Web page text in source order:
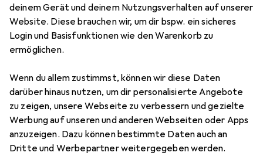
deinem Gerät und deinem Nutzungsverhalten auf unserer
Website. Diese brauchen wir, um dir bspw. ein sicheres
Login und Basisfunktionen wie den Warenkorb zu
ermöglichen.
Wenn du allem zustimmst, können wir diese Daten
darüber hinaus nutzen, um dir personalisierte Angebote
zu zeigen, unsere Webseite zu verbessern und gezielte
Werbung auf unseren und anderen Webseiten oder Apps
anzuzeigen. Dazu können bestimmte Daten auch an
Dritte und Werbepartner weitergegeben werden.
5 Bilder
DiposDisplayschutzfolie Antireflex
EUR
5,89
80
Bewertungen Marke
Mehr von Dipos